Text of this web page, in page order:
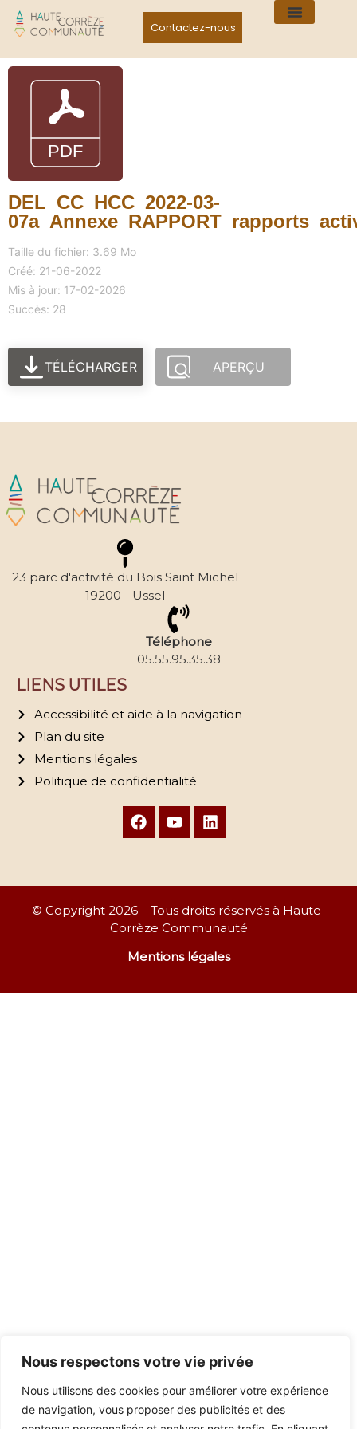
Nous respectons votre vie privée
Nous utilisons des cookies pour améliorer votre expérience
de navigation, vous proposer des publicités et des
Contactez-nous
DEL_CC_HCC_2022-03-
Taille du fichier: 3.69 Mo
Créé: 21-06-2022
Mis à jour: 17-02-2026
Succès: 28
TÉLÉCHARGER APERÇU
23 parc d'activité du Bois Saint Michel
19200 - Ussel
Téléphone
05.55.95.35.38
LIENS UTILES
Accessibilité et aide à la navigation
Plan du site
Mentions légales
Politique de confidentialité
© Copyright 2026 – Tous droits réservés à Haute-
Corrèze Communauté
Mentions légales